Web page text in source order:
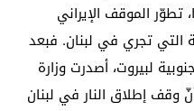
الموقف الإيراني
التي تجري في لبنان. فبعد
لبيروت، أصدرت وزارة
أنّ وقف إطلاق النار في لبنان